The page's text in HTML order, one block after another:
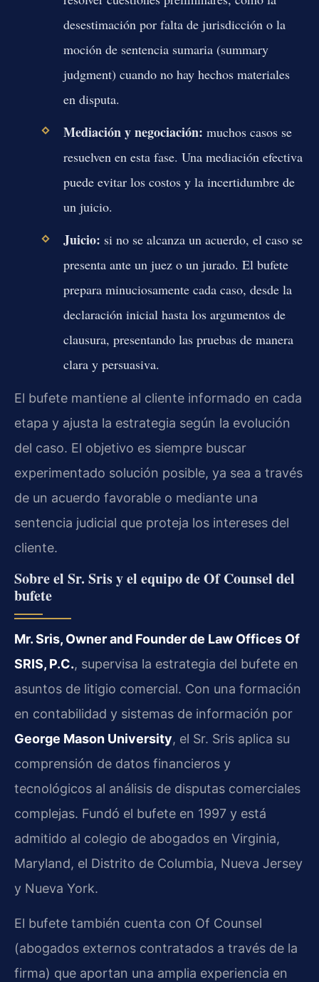
desestimación por falta de jurisdicción o la
moción de sentencia sumaria (summary
judgment) cuando no hay hechos materiales
en disputa.
Mediación y negociación: muchos casos se
resuelven en esta fase. Una mediación efectiva
puede evitar los costos y la incertidumbre de
un juicio.
Juicio: si no se alcanza un acuerdo, el caso se
presenta ante un juez o un jurado. El bufete
prepara minuciosamente cada caso, desde la
declaración inicial hasta los argumentos de
clausura, presentando las pruebas de manera
clara y persuasiva.
El bufete mantiene al cliente informado en cada
etapa y ajusta la estrategia según la evolución
del caso. El objetivo es siempre buscar
experimentado solución posible, ya sea a través
de un acuerdo favorable o mediante una
sentencia judicial que proteja los intereses del
cliente.
Sobre el Sr. Sris y el equipo de Of Counsel del
bufete
Mr. Sris, Owner and Founder de Law Offices Of
SRIS, P.C., supervisa la estrategia del bufete en
asuntos de litigio comercial. Con una formación
en contabilidad y sistemas de información por
George Mason University, el Sr. Sris aplica su
comprensión de datos financieros y
tecnológicos al análisis de disputas comerciales
complejas. Fundó el bufete en 1997 y está
admitido al colegio de abogados en Virginia,
Maryland, el Distrito de Columbia, Nueva Jersey
y Nueva York.
El bufete también cuenta con Of Counsel
(abogados externos contratados a través de la
firma) que aportan una amplia experiencia en